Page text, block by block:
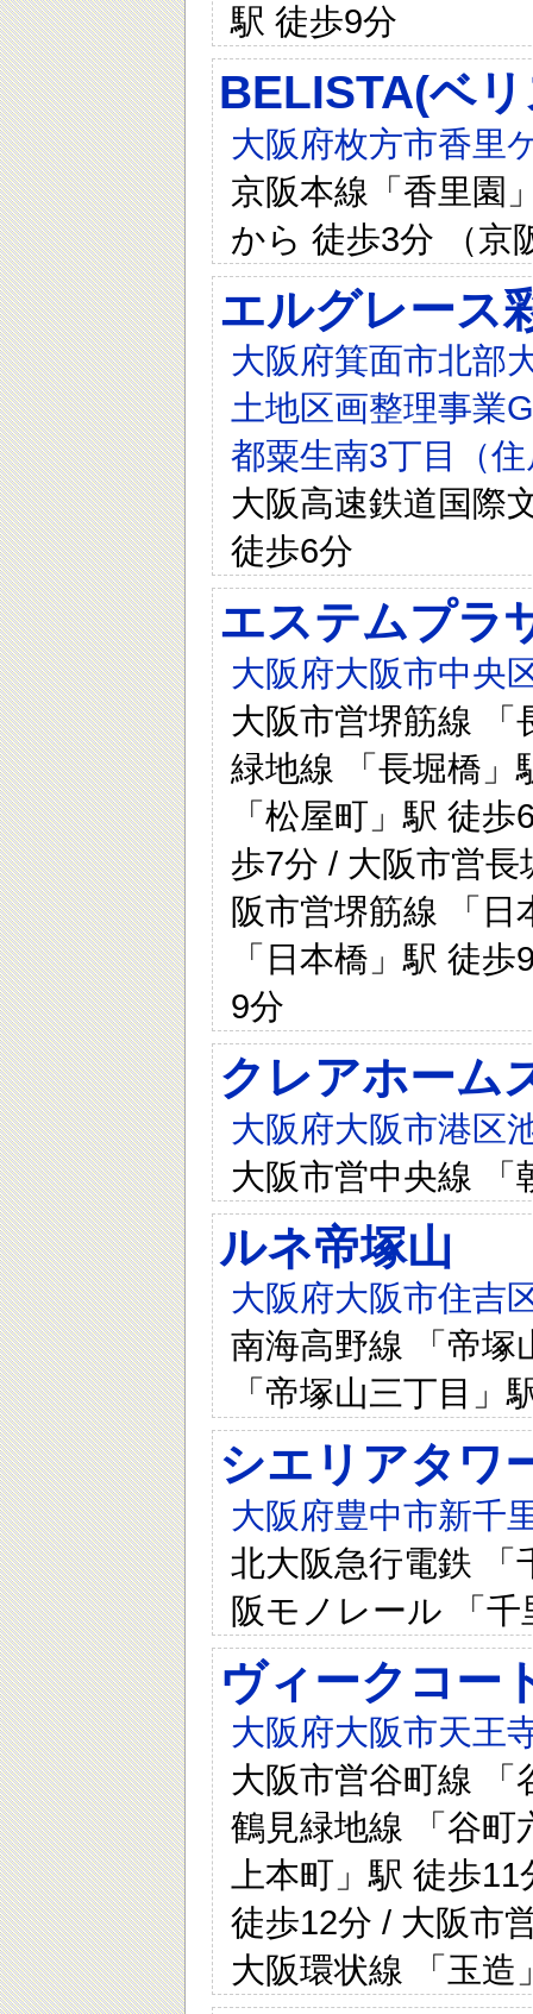
駅 徒歩9分
BELISTA(ベ
大阪府枚方市香里
京阪本線「香里園
から 徒歩3分 （京
エルグレース
大阪府箕面市北部
土地区画整理事業
都粟生南3丁目（
大阪高速鉄道国際
徒歩6分
エステムプラ
大阪府大阪市中央
大阪市営堺筋線 「
緑地線 「長堀橋」
「松屋町」駅 徒
歩7分 / 大阪市営
阪市営堺筋線 「日
「日本橋」駅 徒
9分
クレアホーム
大阪府大阪市港区
大阪市営中央線 「
ルネ帝塚山
大阪府大阪市住吉
南海高野線 「帝塚
「帝塚山三丁目」
シエリアタワ
大阪府豊中市新千
北大阪急行電鉄 「
阪モノレール 「
ヴィークコー
大阪府大阪市天王
大阪市営谷町線 「
鶴見緑地線 「谷町
上本町」駅 徒歩
徒歩12分 / 大阪市
大阪環状線 「玉造